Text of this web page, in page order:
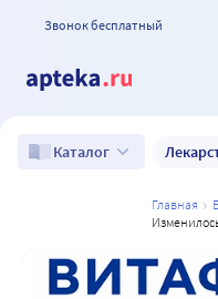
Звонок бесплатный
Каталог
главная